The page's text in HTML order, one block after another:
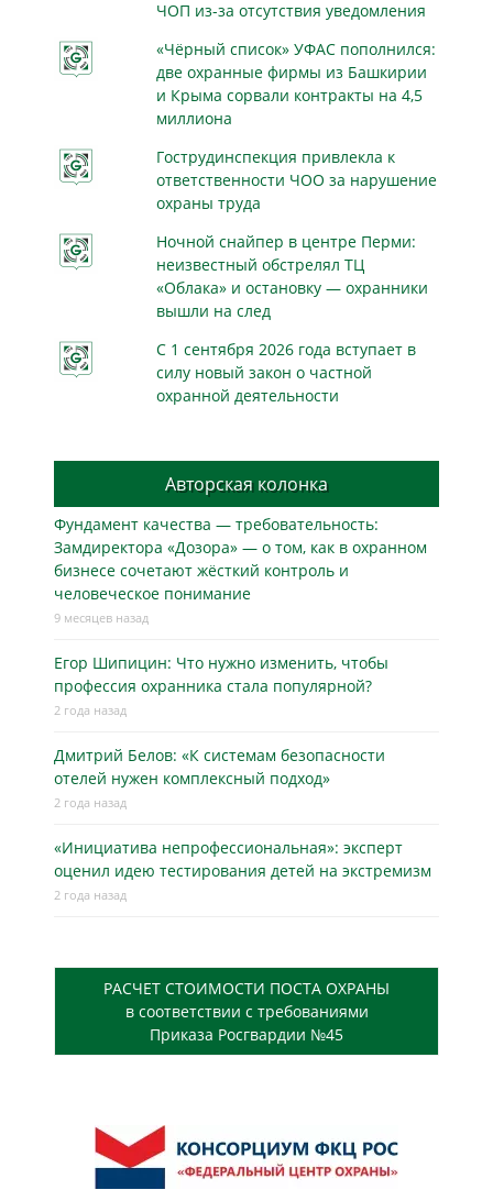
ЧОП из-за отсутствия уведомления
«Чёрный список» УФАС пополнился:
две охранные фирмы из Башкирии
и Крыма сорвали контракты на 4,5
миллиона
Гострудинспекция привлекла к
ответственности ЧОО за нарушение
охраны труда
Ночной снайпер в центре Перми:
неизвестный обстрелял ТЦ
«Облака» и остановку — охранники
вышли на след
С 1 сентября 2026 года вступает в
силу новый закон о частной
охранной деятельности
Авторская колонка
Фундамент качества — требовательность:
Замдиректора «Дозора» — о том, как в охранном
бизнесe сочетают жёсткий контроль и
человеческое понимание
9 месяцев назад
Егор Шипицин: Что нужно изменить, чтобы
профессия охранника стала популярной?
2 года назад
Дмитрий Белов: «К системам безопасности
отелей нужен комплексный подход»
2 года назад
«Инициатива непрофессиональная»: эксперт
оценил идею тестирования детей на экстремизм
2 года назад
РАСЧЕТ СТОИМОСТИ ПОСТА ОХРАНЫ
в соответствии с требованиями
Приказа Росгвардии №45